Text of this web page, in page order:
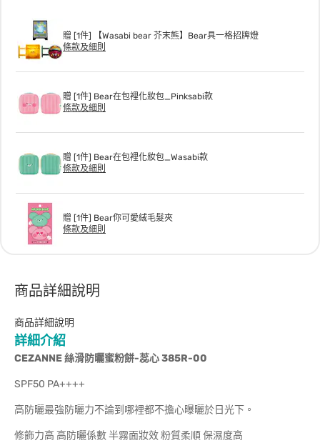
贈 [1件] 【Wasabi bear 芥末熊】Bear具一格招牌燈
條款及細則
贈 [1件] Bear在包裡化妝包_Pinksabi款
條款及細則
贈 [1件] Bear在包裡化妝包_Wasabi款
條款及細則
贈 [1件] Bear你可愛絨毛髮夾
條款及細則
商品詳細說明
商品詳細說明
詳細介紹
CEZANNE 絲滑防曬蜜粉餅-蕊心 385R-00
SPF50 PA++++
高防曬最強防曬力不論到哪裡都不擔心曝曬於日光下。
修飾力高 高防曬係數 半霧面妝效 粉質柔順 保濕度高